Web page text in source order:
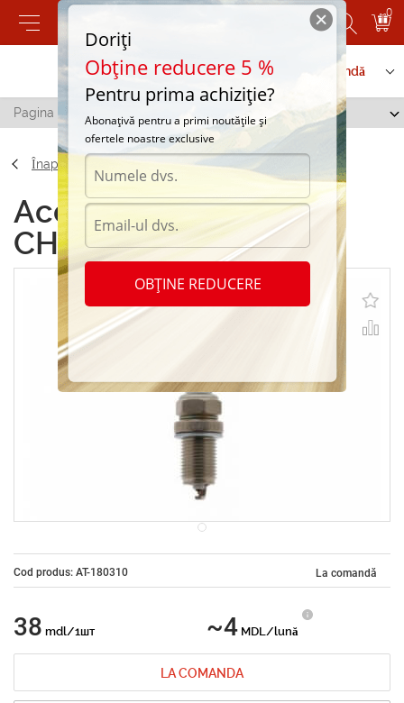
0
Contactați-ne Serviciu de comandă
Pagina principală Lumânări CHAMPION L82C/ T10
Înapoi
Accesorii Lumânări
CHAMPION L82C/ T10
Cod produs: AT-180310 La comandă
38 mdl/1шт ~4 MDL/lună
LA COMANDA
Doriți
Obține reducere 5 %
Pentru prima achiziție?
Abonațivă pentru a primi noutățile și
ofertele noastre exclusive
OBȚINE REDUCERE